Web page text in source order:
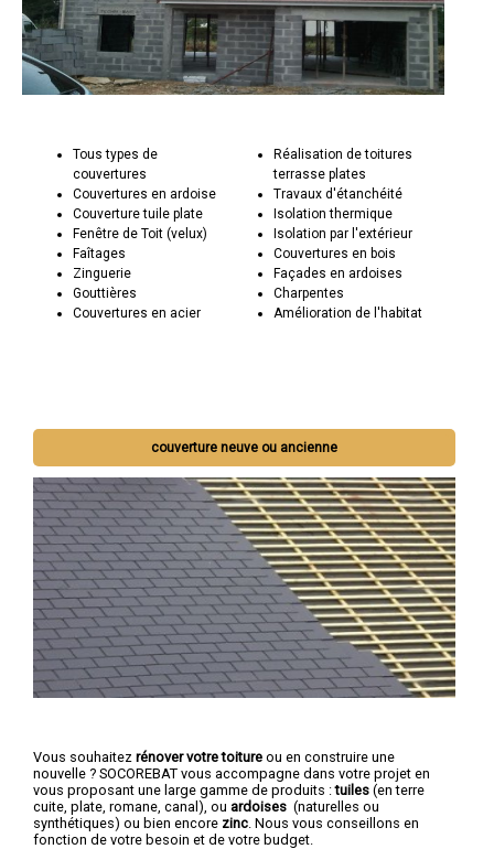
Tous types de
couvertures
Couvertures en ardoise
Couverture tuile plate
Fenêtre de Toit (velux)
Faîtages
Zinguerie
Gouttières
Couvertures en acier
Réalisation de toitures
terrasse plates
Travaux d'étanchéité
Isolation thermique
Isolation par l'extérieur
Couvertures en bois
Façades en ardoises
Charpentes
Amélioration de l'habitat
couverture neuve ou ancienne
Vous souhaitez rénover votre toiture ou en construire une
nouvelle ? SOCOREBAT vous accompagne dans votre projet en
vous proposant une large gamme de produits :tuiles (en terre
cuite, plate, romane, canal), ou ardoises (naturelles ou
synthétiques) ou bien encore zinc . Nous vous conseillons en
fonction de votre besoin et de votre budget.